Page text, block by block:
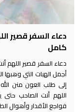
كامل
دعاء السفر قصير اللهم
أجمل الهبات التي وهبها
إلى طلب العون منن
اللهم أنت الصاحب
فواجع الأقدار وأهوال